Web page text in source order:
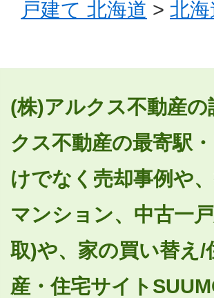
戸建て 北海道 > 北海
(株)アルクス不動産
クス不動産の最寄駅
けでなく売却事例や
マンション、中古一
取)や、家の買い替え
産・住宅サイト